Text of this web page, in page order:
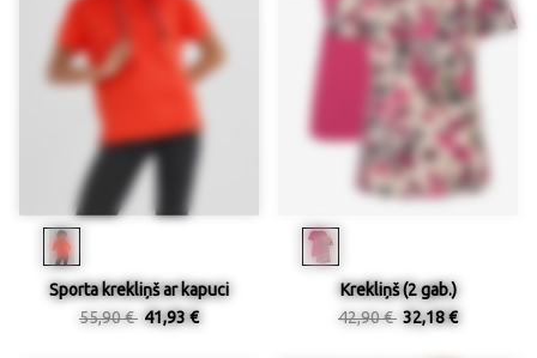
Sporta krekliņš ar kapuci
55,90 € 41,93 €
Krekliņš (2 gab.)
42,90 € 32,18 €